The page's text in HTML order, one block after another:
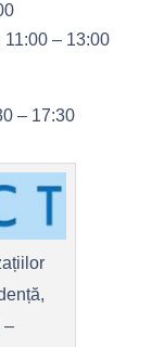
– 13:00
– 17:30
–